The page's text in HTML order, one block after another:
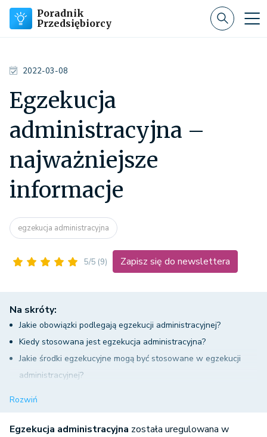
Poradnik
Przedsiębiorcy
2022-03-08
Egzekucja
administracyjna –
najważniejsze
informacje
egzekucja administracyjna
5/5 (9) Zapisz się do newslettera
Na skróty:
Jakie obowiązki podlegają egzekucji administracyjnej?
Kiedy stosowana jest egzekucja administracyjna?
Jakie środki egzekucyjne mogą być stosowane w egzekucji
administracyjnej?
Rozwiń
Egzekucja administracyjna została uregulowana w